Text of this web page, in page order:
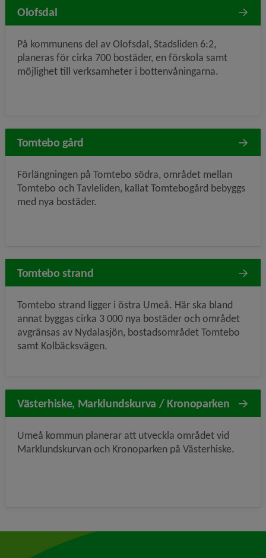
Olofsdal
På kommunens del av Olofsdal, Stadsliden 6:2,
planeras för cirka 700 bostäder, en förskola samt
möjlighet till verksamheter i bottenvåningarna.
Tomtebo gård
Förlängningen på Tomtebo södra, området mellan
Tomtebo och Tavleliden, kallat Tomtebogård bebyggs
med nya bostäder.
Tomtebo strand
Tomtebo strand ligger i östra Umeå. Här ska bland
annat byggas cirka 3 000 nya bostäder och området
avgränsas av Nydalasjön, bostadsområdet Tomtebo
samt Kolbäcksvägen.
Västerhiske, Marklundskurva / Kronoparken
Umeå kommun planerar att utveckla området vid
Marklundskurvan och Kronoparken på Västerhiske.